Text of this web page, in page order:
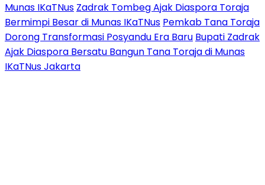
Munas IKaTNus Zadrak Tombeg Ajak Diaspora Toraja
Bermimpi Besar di Munas IKaTNus Pemkab Tana Toraja
Dorong Transformasi Posyandu Era Baru Bupati Zadrak
Ajak Diaspora Bersatu Bangun Tana Toraja di Munas
IKaTNus Jakarta